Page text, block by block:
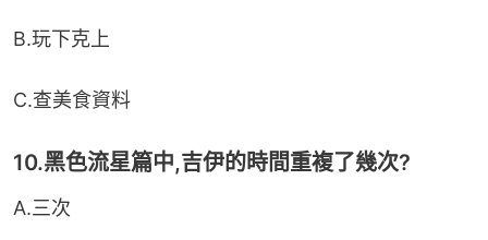
B.玩下克上
C.查美食資料
10.黑色流星篇中,吉伊的時間重複了幾次?
A.三次